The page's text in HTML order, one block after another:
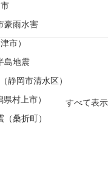
豪雨水害
市）
島地震
静岡市清水区）
村上市）
桑折町）
すべて表示